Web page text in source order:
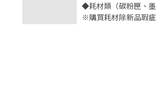
◆耗材類（碳粉匣、墨
※購買耗材除新品瑕